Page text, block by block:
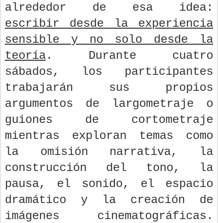
alrededor de esa idea:
escribir desde la experiencia
sensible y no solo desde la
teoría. Durante cuatro
sábados, los participantes
trabajarán sus propios
argumentos de largometraje o
guiones de cortometraje
mientras exploran temas como
la omisión narrativa, la
construcción del tono, la
pausa, el sonido, el espacio
dramático y la creación de
imágenes cinematográficas.